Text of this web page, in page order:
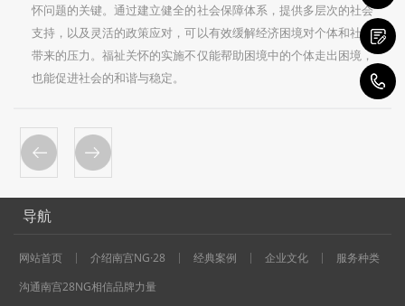
怀问题的关键。通过建立健全的社会保障体系，提供多层次的社会
支持，以及灵活的政策应对，可以有效缓解经济困境对个体和社会
带来的压力。福祉关怀的实施不仅能帮助困境中的个体走出困境，
也能促进社会的和谐与稳定。
导航
网站首页 介绍南宫NG·28 经典案例 企业文化
服务种类
沟通南宫28NG相信品牌力量